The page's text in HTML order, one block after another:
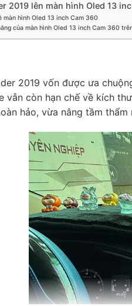
2019 lên màn hình Oled 13
màn hình Oled 13 inch Cam 360
của màn hình Oled 13 inch Cam 360
2019 vốn được ưa
vẫn còn hạn chế về kích
hảo, vừa nâng tầm